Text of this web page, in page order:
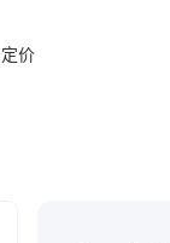
定价